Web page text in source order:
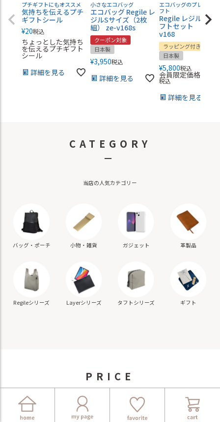
プチギフトにもオススメ
気持ちを伝えるプチ
ギフトシール
¥20税込
ちょっとした気持ち
を伝えるプチギフト
シール
詳細を見る
小さなエコバッグ
エコバッグ Regile レ
ジルSサイズ（2枚
組） ze-v168s
クーポン対象
日本製
¥3,950税込
詳細を見る
エコバッグのプレゼント
フト
Regile レジル 2枚
フトセット gs-
v168
ラッピング付き
日本製
¥5,800税込
会員限定価格
税込
詳細を見る
CATEGORY
－
当店の人気カテゴリー
バッグ・ポーチ 小物・雑貨 ガジェット 革製品
Regileシリーズ Layerシリーズ タフトシリーズ ギフト
PRICE
－